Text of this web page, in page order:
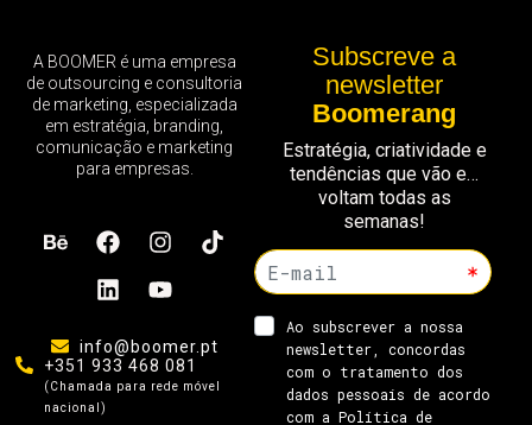
A BOOMER é uma empresa
de outsourcing e consultoria
de marketing, especializada
em estratégia, branding,
comunicação e marketing
para empresas.
info@boomer.pt
+351 933 468 081
(Chamada para rede móvel
nacional)
Subscreve a
newsletter
Boomerang
Estratégia, criatividade e
tendências que vão e…
voltam todas as
semanas!